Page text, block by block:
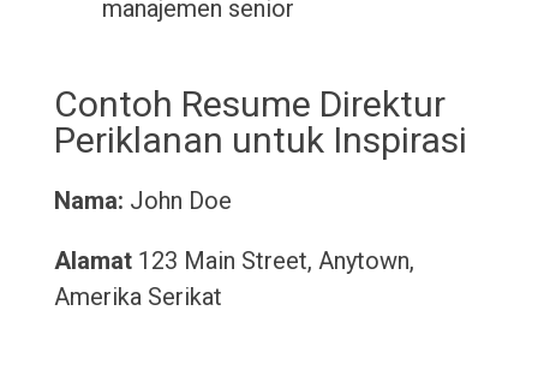
manajemen senior
Contoh Resume Direktur
Periklanan untuk Inspirasi
Nama: John Doe
Alamat123 Main Street, Anytown,
Amerika Serikat